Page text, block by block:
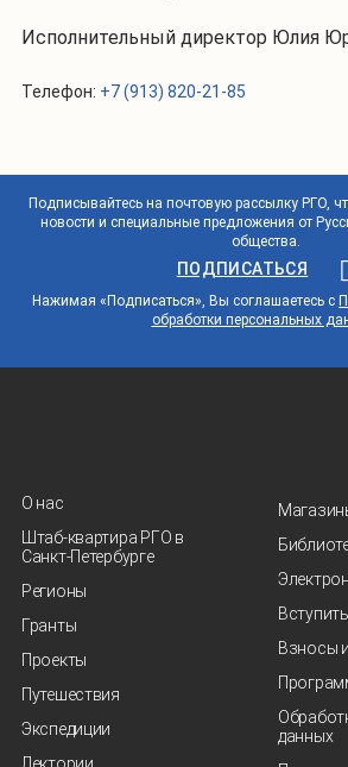
Исполнительный директор Юлия
Телефон: +7 (913) 820-21-85
Подписывайтесь на почтовую рассылку РГО,
новости и специальные предложения от
общества.
ПОДПИСАТЬСЯ
Нажимая «Подписаться», Вы соглашаетесь с
обработки персональных
О нас
Штаб-квартира РГО в
Санкт‑Петербурге
Регионы
Гранты
Проекты
Путешествия
Экспедиции
Взносы
данных